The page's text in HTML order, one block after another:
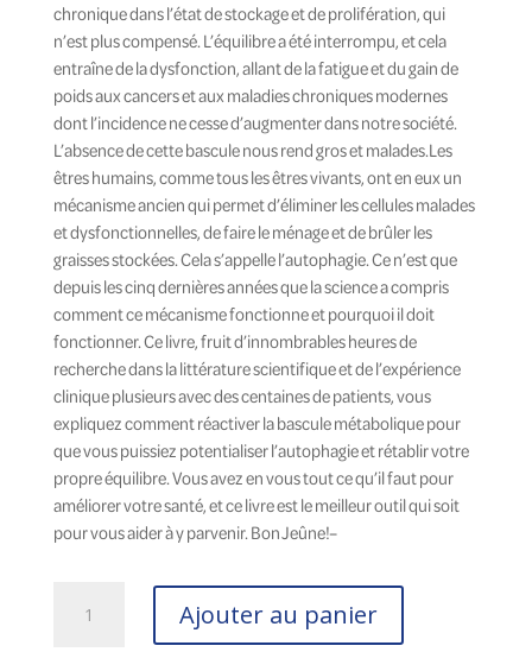
chronique dans l’état de stockage et de prolifération, qui
n’est plus compensé. L’équilibre a été interrompu, et cela
entraîne de la dysfonction, allant de la fatigue et du gain de
poids aux cancers et aux maladies chroniques modernes
dont l’incidence ne cesse d’augmenter dans notre société.
L’absence de cette bascule nous rend gros et malades.Les
êtres humains, comme tous les êtres vivants, ont en eux un
mécanisme ancien qui permet d’éliminer les cellules malades
et dysfonctionnelles, de faire le ménage et de brûler les
graisses stockées. Cela s’appelle l’autophagie. Ce n’est que
depuis les cinq dernières années que la science a compris
comment ce mécanisme fonctionne et pourquoi il doit
fonctionner. Ce livre, fruit d’innombrables heures de
recherche dans la littérature scientifique et de l’expérience
clinique plusieurs avec des centaines de patients, vous
expliquez comment réactiver la bascule métabolique pour
que vous puissiez potentialiser l’autophagie et rétablir votre
propre équilibre. Vous avez en vous tout ce qu’il faut pour
améliorer votre santé, et ce livre est le meilleur outil qui soit
pour vous aider à y parvenir. Bon Jeûne!–
Ajouter au panier